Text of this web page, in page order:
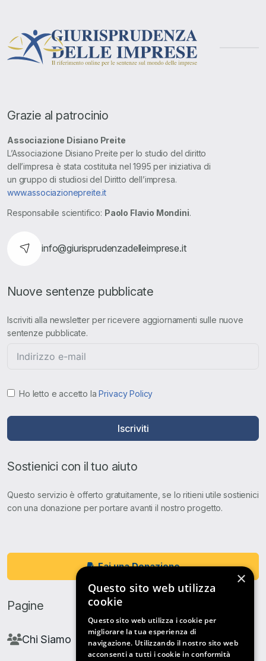
Grazie al patrocinio
Associazione Disiano Preite
L’Associazione Disiano Preite per lo studio del diritto
dell’impresa è stata costituita nel 1995 per iniziativa di
un gruppo di studiosi del Diritto dell’impresa.
www.associazionepreite.it
Responsabile scientifico: Paolo Flavio Mondini.
info@giurisprudenzadelleimprese.it
Nuove sentenze pubblicate
Iscriviti alla newsletter per ricevere aggiornamenti sulle nuove
sentenze pubblicate.
Ho letto e accetto laPrivacy Policy
Iscriviti
Sostienici con il tuo aiuto
Questo servizio è offerto gratuitamente, se lo ritieni utile sostienici
con una donazione per portare avanti il nostro progetto.
Fai una Donazione
Pagine
Chi Siamo
×
Questo sito web utilizza
cookie
Questo sito web utilizza i cookie per
migliorare la tua esperienza di
navigazione. Utilizzando il nostro sito web
acconsenti a tutti i cookie in conformità